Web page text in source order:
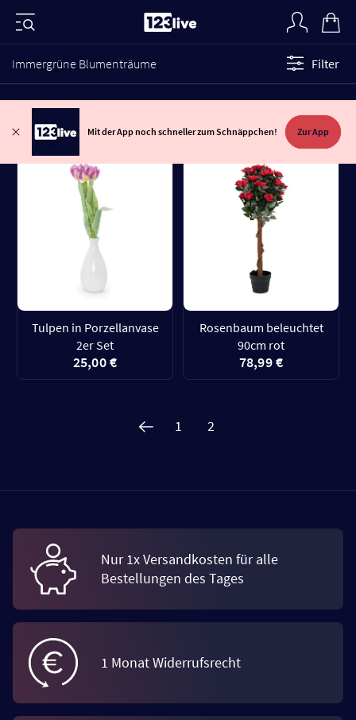
Immergrüne Blumenträume Filter
Mit der App noch schneller zum Schnäppchen! Zur App
Tulpen in Porzellanvase
2er Set
25,00 €
Rosenbaum beleuchtet
90cm rot
78,99 €
1 2
Nur 1x Versandkosten für alle
Bestellungen des Tages
1 Monat Widerrufsrecht